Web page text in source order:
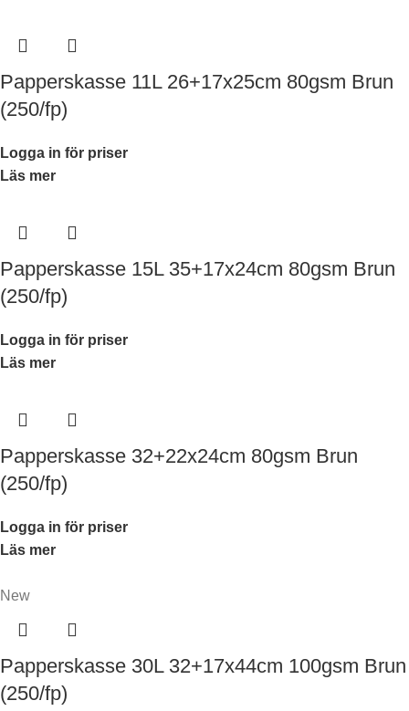
Papperskasse 11L 26+17x25cm 80gsm Brun
(250/fp)
Logga in för priser
Läs mer
Papperskasse 15L 35+17x24cm 80gsm Brun
(250/fp)
Logga in för priser
Läs mer
Papperskasse 32+22x24cm 80gsm Brun
(250/fp)
Logga in för priser
Läs mer
New
Papperskasse 30L 32+17x44cm 100gsm Brun
(250/fp)